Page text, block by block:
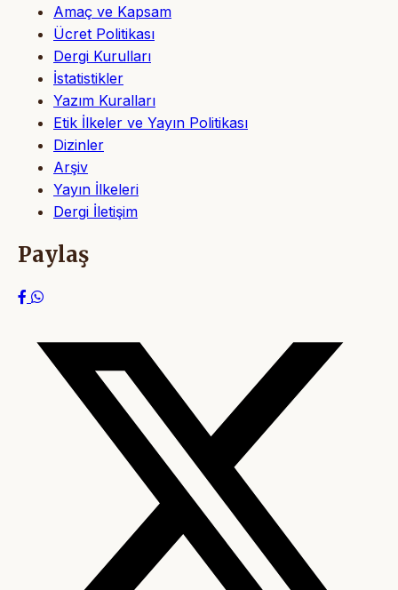
Amaç ve Kapsam
Ücret Politikası
Dergi Kurulları
İstatistikler
Yazım Kuralları
Etik İlkeler ve Yayın Politikası
Dizinler
Arşiv
Yayın İlkeleri
Dergi İletişim
Paylaş